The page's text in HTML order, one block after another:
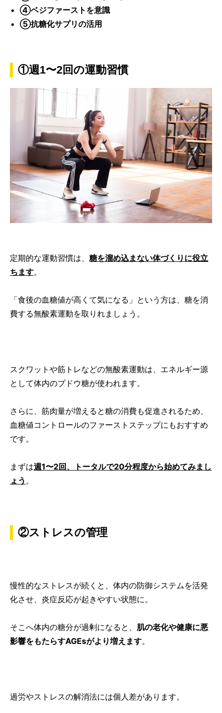
④ベジファーストを意識
⑤抗糖化サプリの活用
①週1〜2回の運動習慣
定期的な運動習慣は、 糖を溜め込まない体づくりに役立
ちます。
「食後の血糖値が高くて気になる」という方は、糖を消
費する無酸素運動を取りれましょう。
スクワットや筋トレなどの無酸素運動は、エネルギー源
として体内のブドウ糖が使われます。
さらに、筋肉量が増えると糖の消費も促進されるため、
血糖値コントロールのファーストステップにもおすすめ
です。
まずは週1〜2回、トータルで20分程度から始めてみまし
ょう 。
②ストレスの管理
慢性的なストレスが続くと、体内の防御システムを活発
化させ、炎症反応が起きやすい状態に。
そこへ体内の糖分が過剰になると、 肌の老化や健康に悪
影響をもたらすAGEsがより増えます。
過労やストレスの解消法には個人差があります。